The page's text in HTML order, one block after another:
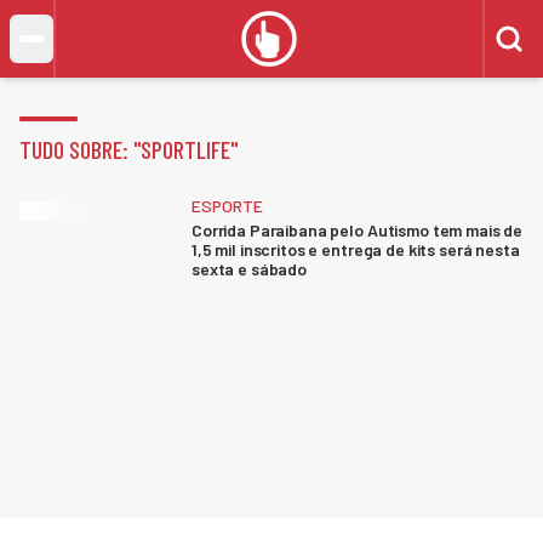
TUDO SOBRE: "SPORTLIFE"
ESPORTE
Corrida Paraibana pelo Autismo tem mais de
1,5 mil inscritos e entrega de kits será nesta
sexta e sábado